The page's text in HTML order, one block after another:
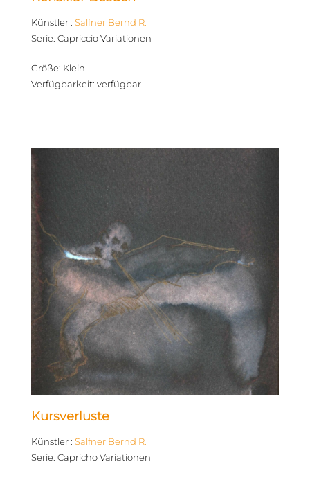
Künstler: Salfner Bernd R.
Serie: Capriccio Variationen
Größe: Klein
Verfügbarkeit: verfügbar
Kursverluste
Künstler: Salfner Bernd R.
Serie: Capricho Variationen